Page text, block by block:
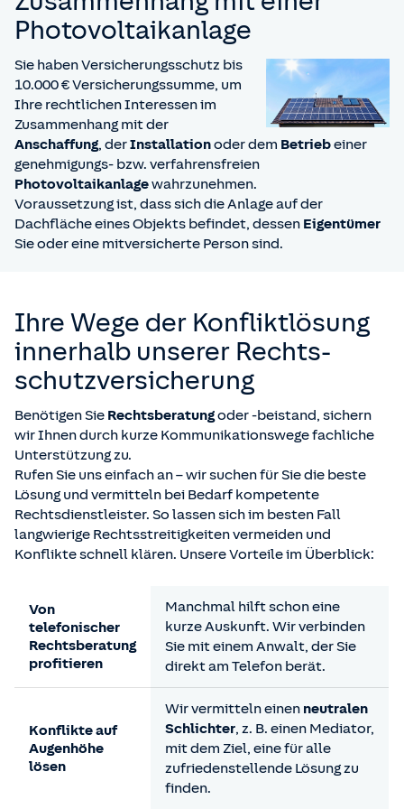
Sie haben Versicherungsschutz, um Ihre rechtlichen
Interessen im Zusammenhang mit der Anschaffung,
Mustervorlagen und -verträge: Über unseren
Dienstleister stellen wir Ihnen Mustervorlagen und
Musterverträge aus dem privaten Bereich zum
Der Versicherungsschutz umfasst die von uns
vermittelte psychologische Hilfe am Telefon. Dies
setzt voraus, dass eine seelische Belastung als
Folge einer der hier genannten Sachverhalte
Ihr Ruf als Privatperson wurde im Internet
Keine Vorschäden
Keine Vorversicherung
Wohnhaft in 44807 Bochum
Zahlung per Lastschrift
Dieses Angebot ist gültig ab dem 06.10.2025
Quelle: Online-Tarifrechner der Versicherer am
29.09.2025. Die Beiträge sind gerundet.
Tarife zum Beitragsvergleich:
HUK-COBURG: PBV PLUS
WGV: PBV Optimal
ADAC: Premium für Nicht-Mitglieder (250 €
Photovoltaikanlage
Sie haben Versicherungsschutz bis
10.000 € Versicherungssumme, um
Ihre rechtlichen Interessen im
Zusammenhang mit der
Anschaffung, derInstallationoder dem Betriebeiner
genehmigungs- bzw. verfahrensfreien
Photovoltaikanlagewahrzunehmen.
Voraussetzung ist, dass sich die Anlage auf der
Dachfläche eines Objekts befindet, dessen Eigentümer
Sie oder eine mitversicherte Person sind.
Ihre Wege der Konfliktlösung
innerhalb unserer Rechts­
schutz­versicherung
Benötigen Sie Rechtsberatungoder -beistand, sichern
wir Ihnen durch kurze Kommunikationswege fachliche
Unterstützung zu.
Rufen Sie uns einfach an – wir suchen für Sie die beste
Lösung und vermitteln bei Bedarf kompetente
Rechtsdienstleister. So lassen sich im besten Fall
langwierige Rechtsstreitigkeiten vermeiden und
Konflikte schnell klären. Unsere Vorteile im Überblick:
Von
telefonischer
Rechtsberatung
profitieren
Manchmal hilft schon eine
kurze Auskunft. Wir verbinden
Sie mit einem Anwalt, der Sie
direkt am Telefon berät.
Konflikte auf
Augenhöhe
lösen
Wir vermitteln einen neutralen
Schlichter, z. B. einen Mediator,
mit dem Ziel, eine für alle
zufriedenstellende Lösung zu
finden.
Sie haben auch Versicherungsschutz, um Ihre
rechtlichen Interessen wahrzunehmen, wenn Sie